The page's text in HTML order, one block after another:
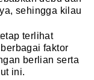
sehingga kilau
terlihat
faktor
berlian serta
ini.